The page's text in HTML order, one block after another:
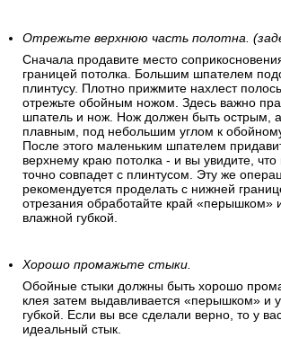
Отрежьте верхнюю часть полотна.
Сначала продавите место
границей потолка. Большим шпателем
плинтусу. Плотно прижмите нахлест
отрежьте обойным ножом. Здесь важно
шпатель и нож. Нож должен быть острым,
плавным, под небольшим углом к
После этого маленьким шпателем
верхнему краю потолка - и вы увидите, что
точно совпадет с плинтусом. Эту же
рекомендуется проделать с нижней
отрезания обработайте край «перышком»
влажной губкой.
Хорошо промажьте стыки.
Обойные стыки должны быть хорошо
клея затем выдавливается «перышком» и
губкой. Если вы все сделали верно, то у
идеальный стык.